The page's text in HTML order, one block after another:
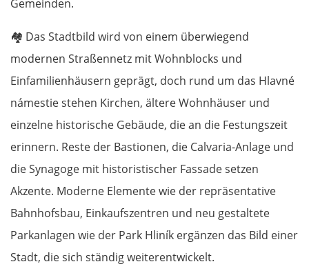
Gemeinden.
🏘️ Das Stadtbild wird von einem überwiegend
modernen Straßennetz mit Wohnblocks und
Einfamilienhäusern geprägt, doch rund um das Hlavné
námestie stehen Kirchen, ältere Wohnhäuser und
einzelne historische Gebäude, die an die Festungszeit
erinnern. Reste der Bastionen, die Calvaria-Anlage und
die Synagoge mit historistischer Fassade setzen
Akzente. Moderne Elemente wie der repräsentative
Bahnhofsbau, Einkaufszentren und neu gestaltete
Parkanlagen wie der Park Hliník ergänzen das Bild einer
Stadt, die sich ständig weiterentwickelt.